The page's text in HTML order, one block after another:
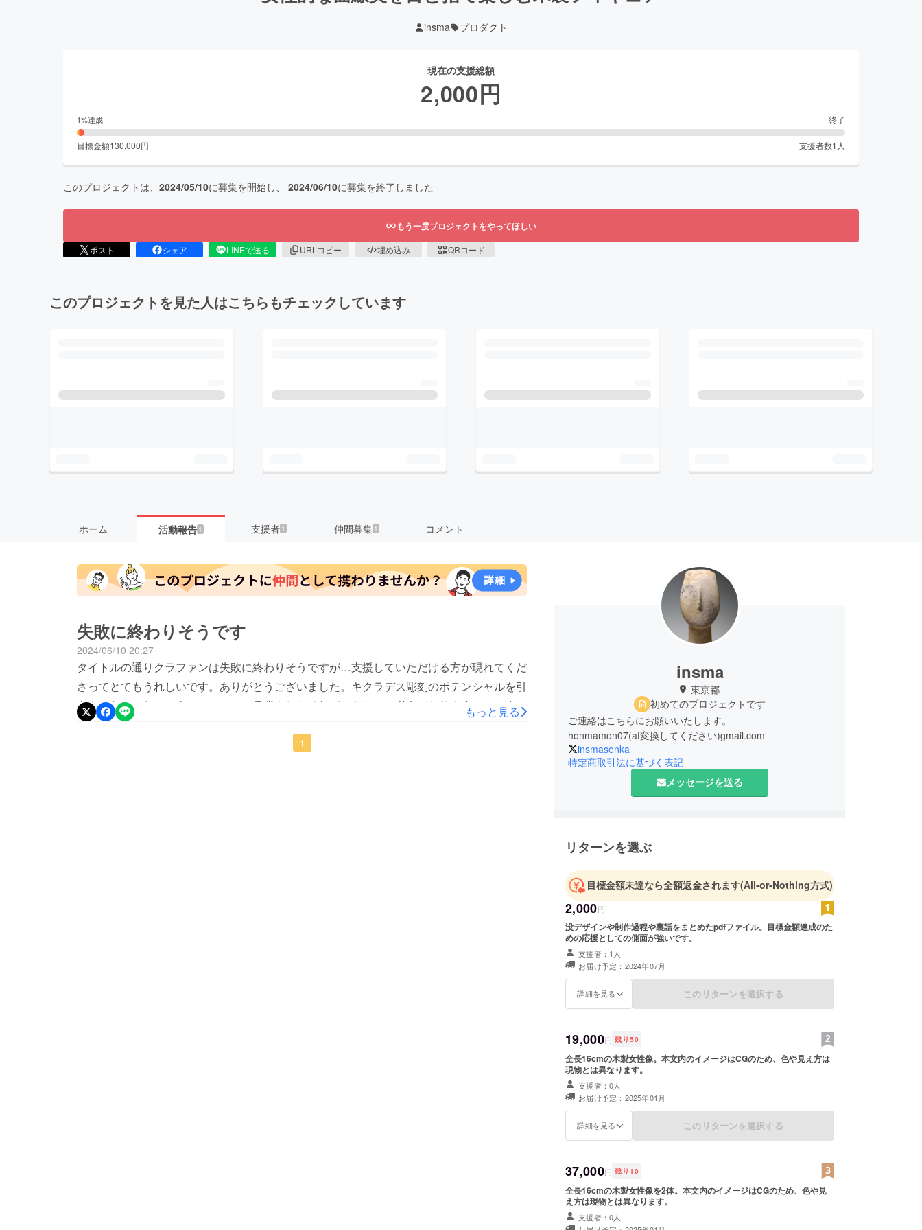
insma プロダクト
現在の支援総額
2,000円
1%達成 終了
目標金額130,000円 支援者数1 人
このプロジェクトは、 2024/05/10に募集を開始し、 2024/06/10に募集を終了しました
もう一度プロジェクトをやってほしい
ポスト シェア LINEで送る URLコピー 埋め込み QRコード
このプロジェクトを見た人はこちらもチェックしています
ホーム 活動報告 1 支援者 1 仲間募集 1 コメント
失敗に終わりそうです
2024/06/10 20:27
タイトルの通りクラファンは失敗に終わりそうですが…支援していただける方が現れてくだ
さってとてもうれしいです。ありがとうございました。キクラデス彫刻のポテンシャルを引
き出せなかったということについて反省をしなければならないと考えております。このまま
でこの企画を終わらせるつもりはないので、X(twitter)をチェックしてみてください。今度は
（可能ならば）プロモーションに力を入れてみようと思います。それでは左様なら。
もっと見る
1
insma
東京都
初めてのプロジェクトです
ご連絡はこちらにお願いいたします。
honmamon07(at変換してください)gmail.com
insmasenka
特定商取引法に基づく表記
メッセージを送る
リターンを選ぶ
目標金額未達なら全額返金されます(All-or-Nothing方式)
2,000円
没デザインや制作過程や裏話をまとめたpdfファイル。目標金額達成のた
めの応援としての側面が強いです。
支援者：1人
お届け予定：2024年07月
詳細を見る このリターンを選択する
19,000円 残り 50
全長16cmの木製女性像。本文内のイメージはCGのため、色や見え方は
現物とは異なります。
支援者：0人
お届け予定：2025年01月
詳細を見る このリターンを選択する
37,000円 残り 10
全長16cmの木製女性像を2体。本文内のイメージはCGのため、色や見
え方は現物とは異なります。
支援者：0人